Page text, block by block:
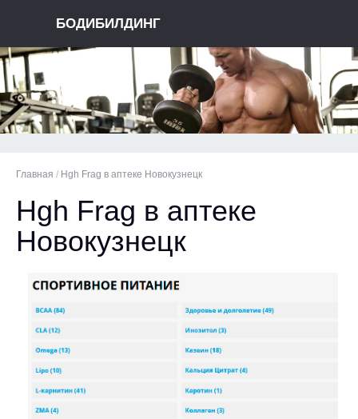
БОДИБИЛДИНГ
Главная / Hgh Frag в аптеке Новокузнецк
Hgh Frag в аптеке
Новокузнецк